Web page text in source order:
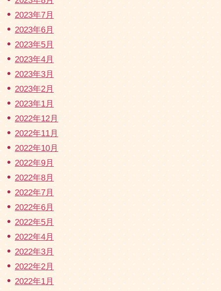
2023年7月
2023年6月
2023年5月
2023年4月
2023年3月
2023年2月
2023年1月
2022年12月
2022年11月
2022年10月
2022年9月
2022年8月
2022年7月
2022年6月
2022年5月
2022年4月
2022年3月
2022年2月
2022年1月